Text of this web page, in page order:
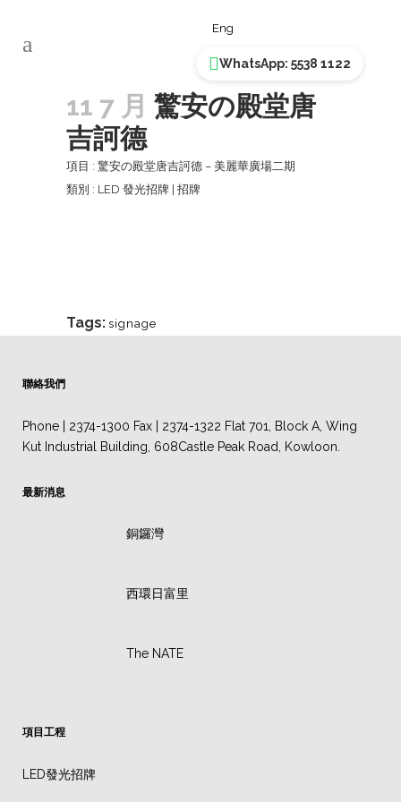
Eng
WhatsApp: 5538 1122
11 7 月 驚安の殿堂唐
吉訶德
項目 : 驚安の殿堂唐吉訶德 – 美麗華廣場二期
類別 : LED 發光招牌 | 招牌
Tags: signage
聯絡我們
Phone | 2374-1300 Fax | 2374-1322 Flat 701, Block A, Wing
Kut Industrial Building, 608Castle Peak Road, Kowloon.
最新消息
銅鑼灣
西環日富里
The NATE
項目工程
LED發光招牌